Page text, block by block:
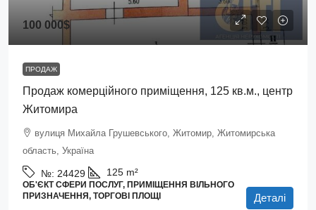
100 000$
ПРОДАЖ
Продаж комерційного приміщення, 125 кв.м., центр
Житомира
вулиця Михайла Грушевського, Житомир, Житомирська
область, Україна
№: 24429 125 m²
ОБ'ЄКТ СФЕРИ ПОСЛУГ, ПРИМІЩЕННЯ ВІЛЬНОГО
ПРИЗНАЧЕННЯ, ТОРГОВІ ПЛОЩІ
Деталі